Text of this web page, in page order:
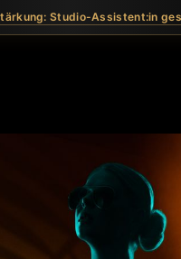
Studio-Assistent:in